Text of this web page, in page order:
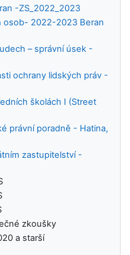
-ZS_2022_2023
osob- 2022-2023 Beran
– správní úsek -
ochrany lidských práv -
školách I (Street
právní poradně - Hatina,
zastupitelství -
zkoušky
a starší